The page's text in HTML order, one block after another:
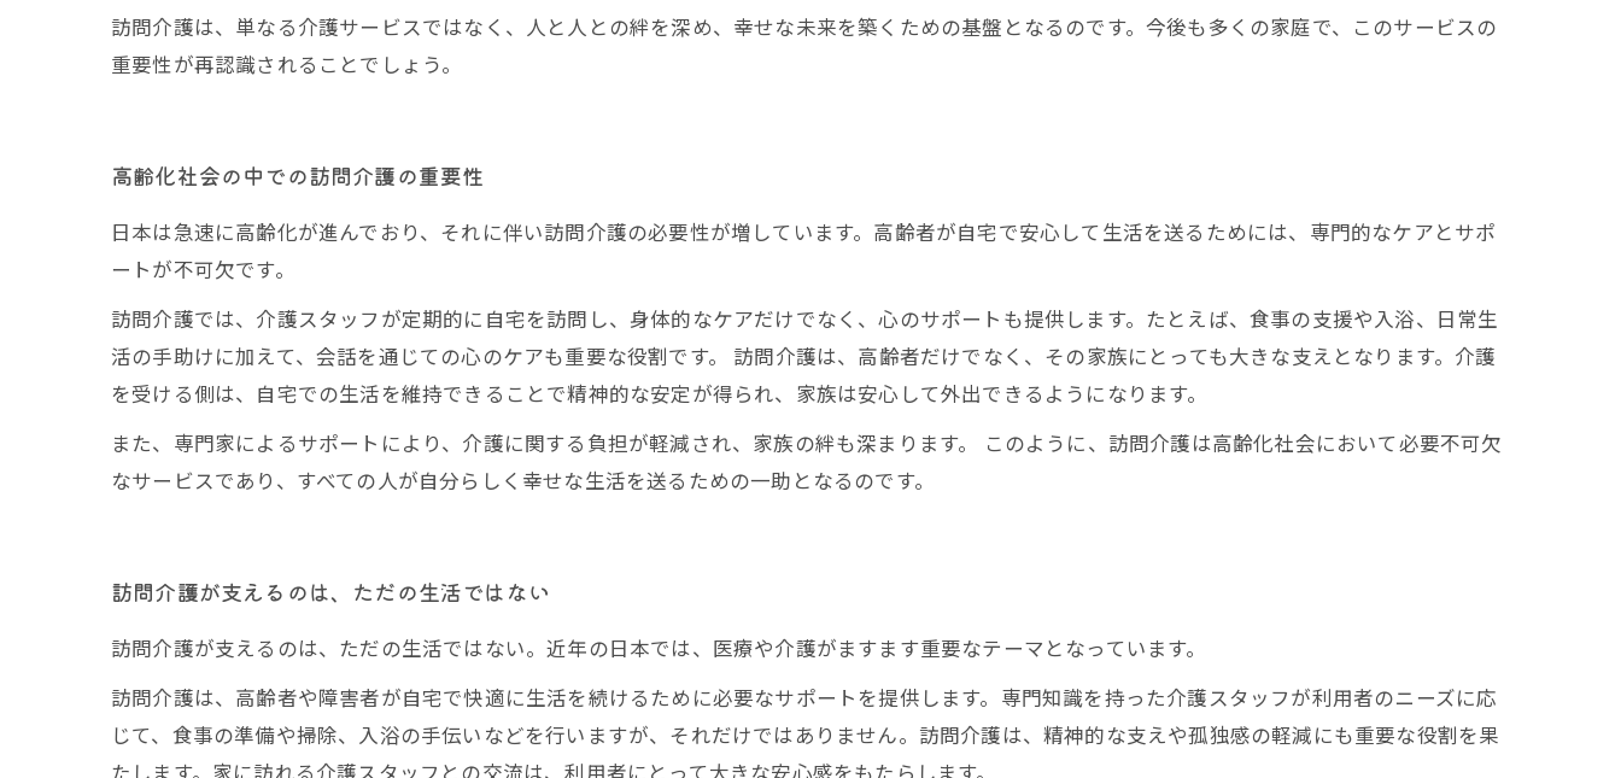
訪問介護は、単なる介護サービスではなく、人と人との絆を深め、幸せな未来を築くための基盤となるのです。今後も多くの家庭で、このサービスの
重要性が再認識されることでしょう。
高齢化社会の中での訪問介護の重要性
日本は急速に高齢化が進んでおり、それに伴い訪問介護の必要性が増しています。高齢者が自宅で安心して生活を送るためには、専門的なケアとサポ
ートが不可欠です。
訪問介護では、介護スタッフが定期的に自宅を訪問し、身体的なケアだけでなく、心のサポートも提供します。たとえば、食事の支援や入浴、日常生
活の手助けに加えて、会話を通じての心のケアも重要な役割です。 訪問介護は、高齢者だけでなく、その家族にとっても大きな支えとなります。介護
を受ける側は、自宅での生活を維持できることで精神的な安定が得られ、家族は安心して外出できるようになります。
また、専門家によるサポートにより、介護に関する負担が軽減され、家族の絆も深まります。 このように、訪問介護は高齢化社会において必要不可欠
なサービスであり、すべての人が自分らしく幸せな生活を送るための一助となるのです。
訪問介護が支えるのは、ただの生活ではない
訪問介護が支えるのは、ただの生活ではない。近年の日本では、医療や介護がますます重要なテーマとなっています。
訪問介護は、高齢者や障害者が自宅で快適に生活を続けるために必要なサポートを提供します。専門知識を持った介護スタッフが利用者のニーズに応
じて、食事の準備や掃除、入浴の手伝いなどを行いますが、それだけではありません。訪問介護は、精神的な支えや孤独感の軽減にも重要な役割を果
たします。家に訪れる介護スタッフとの交流は、利用者にとって大きな安心感をもたらします。